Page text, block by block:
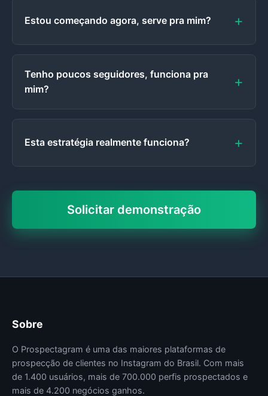
Estou começando agora, serve pra mim?
Tenho poucos seguidores, funciona pra
mim?
Esta estratégia realmente funciona?
Solicitar demonstração
Sobre
O Prospectagram é uma das maiores plataformas de
prospecção de clientes no Instagram do Brasil. Com mais
de 1.400 usuários, mais de 700.000 perfis prospectados e
mais de 4.200 negócios ganhos.